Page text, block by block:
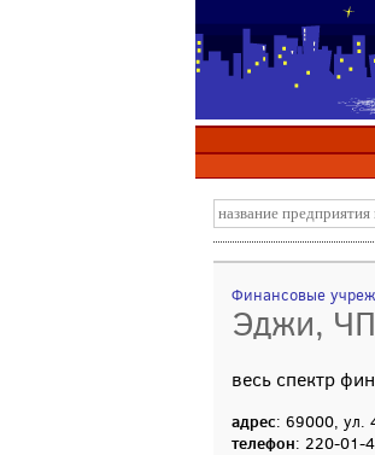
Финансовые
Эджи, ЧП
весь спектр
адрес: 69000, ул.
телефон: 220-01-